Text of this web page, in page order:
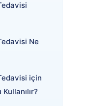
Ne
için